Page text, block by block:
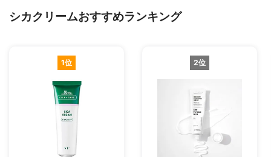
シカクリームおすすめランキング
1位 2位